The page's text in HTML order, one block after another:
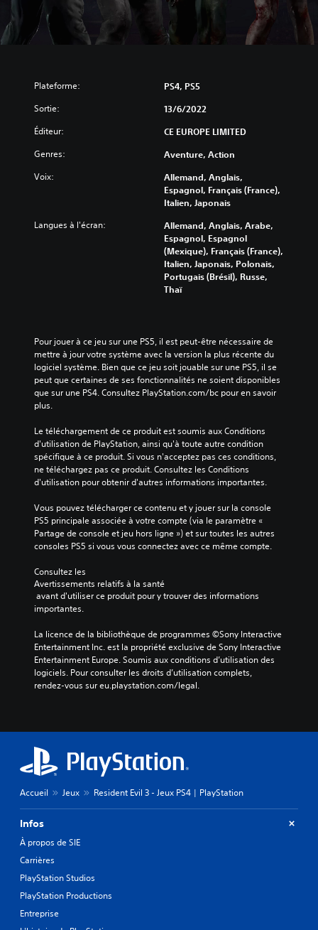
Plateforme: PS4, PS5
Sortie: 13/6/2022
Éditeur: CE EUROPE LIMITED
Genres: Aventure, Action
Voix:
Allemand, Anglais,
Espagnol, Français (France),
Italien, Japonais
Langues à l'écran:
Allemand, Anglais, Arabe,
Espagnol, Espagnol
(Mexique), Français (France),
Italien, Japonais, Polonais,
Portugais (Brésil), Russe,
Thaï
Pour jouer à ce jeu sur une PS5, il est peut-être nécessaire de
mettre à jour votre système avec la version la plus récente du
logiciel système. Bien que ce jeu soit jouable sur une PS5, il se
peut que certaines de ses fonctionnalités ne soient disponibles
que sur une PS4. Consultez PlayStation.com/bc pour en savoir
plus.
Le téléchargement de ce produit est soumis aux Conditions
d'utilisation de PlayStation, ainsi qu'à toute autre condition
spécifique à ce produit. Si vous n'acceptez pas ces conditions,
ne téléchargez pas ce produit. Consultez les Conditions
d'utilisation pour obtenir d'autres informations importantes.
Vous pouvez télécharger ce contenu et y jouer sur la console
PS5 principale associée à votre compte (via le paramètre «
Partage de console et jeu hors ligne ») et sur toutes les autres
consoles PS5 si vous vous connectez avec ce même compte.
Consultez les
Avertissements relatifs à la santé
importantes.
La licence de la bibliothèque de programmes ©Sony Interactive
Entertainment Inc. est la propriété exclusive de Sony Interactive
Entertainment Europe. Soumis aux conditions d’utilisation des
logiciels. Pour consulter les droits d’utilisation complets,
rendez-vous sur eu.playstation.com/legal.
Accueil Jeux Resident Evil 3 - Jeux PS4 | PlayStation
Infos
À propos de SIE
Carrières
PlayStation Studios
PlayStation Productions
Entreprise